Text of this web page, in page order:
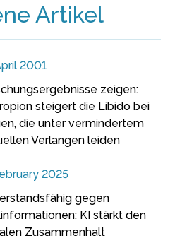
Artikel
2001
zeigen:
steigert die Libido bei
die unter vermindertem
Verlangen leiden
2025
gegen
KI stärkt den
Zusammenhalt